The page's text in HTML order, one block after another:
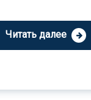
Читать далее